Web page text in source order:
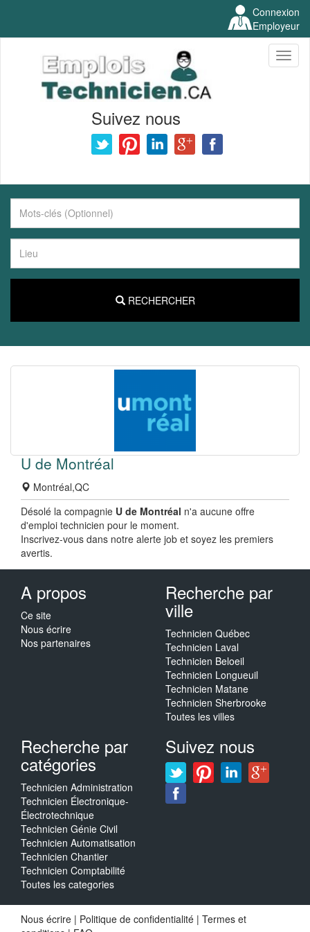
Connexion
Employeur
Suivez nous
RECHERCHER
U de Montréal
Montréal,QC
Désolé la compagnie U de Montréal n'a aucune offre
d'emploi technicien pour le moment.
Inscrivez-vous dans notre alerte job et soyez les premiers
avertis.
A propos
Ce site
Nous écrire
Nos partenaires
Recherche par
ville
Technicien Québec
Technicien Laval
Technicien Beloeil
Technicien Longueuil
Technicien Matane
Technicien Sherbrooke
Toutes les villes
Recherche par
catégories
Technicien Administration
Technicien Électronique-
Électrotechnique
Technicien Génie Civil
Technicien Automatisation
Technicien Chantier
Technicien Comptabilité
Toutes les categories
Suivez nous
Nous écrire | Politique de confidentialité | Termes et